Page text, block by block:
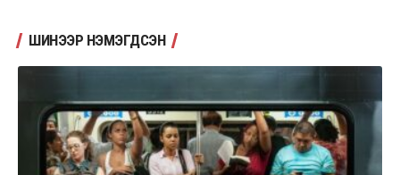
ШИНЭЭР НЭМЭГДСЭН